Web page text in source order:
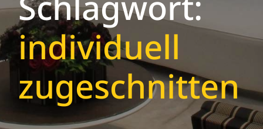
individuell
zugeschnitten